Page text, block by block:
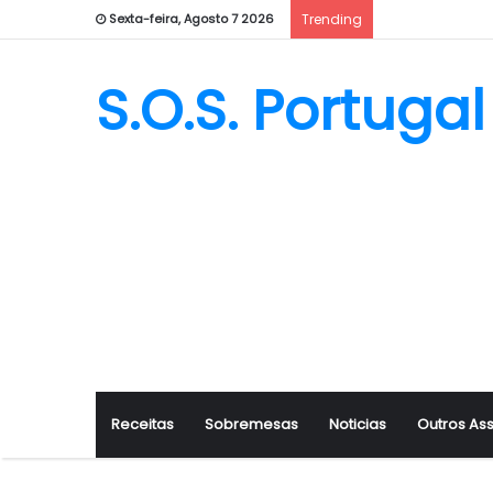
Sexta-feira, Agosto 7 2026 Trending
S.O.S. Portugal
Receitas Sobremesas Noticias Outros